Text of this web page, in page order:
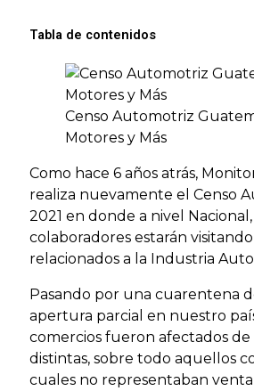
Tabla de contenidos
Censo Automotriz
Motores y Más
Como hace 6 años atrás,
realiza nuevamente el Censo
2021 en donde a nivel
colaboradores estarán
relacionados a la Industria
Pasando por una cuarentena
apertura parcial en nuestro
comercios fueron afectados de
distintas, sobre todo aquellos
cuales no representaban